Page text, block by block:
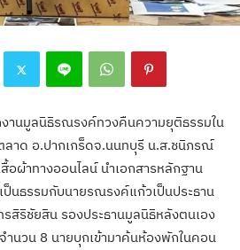
านมูลนิธิรณรงค์ทวงคืนความยุติธรรมใน
าด อ.ปากเกร็ดจ.นนทบุรี น.ส.ชนิภรณ์
อผ้าทางออนไลน์ นำเอกสารหลักฐาน
ป็นธรรมกับนายรณรงค์แก้วเป็นประธาน
สิริชัยสิน รองประธานมูลนิธิหลังตนเอง
ำนวน 8 นายบุกเข้ามาค้นห้องพักในคอน